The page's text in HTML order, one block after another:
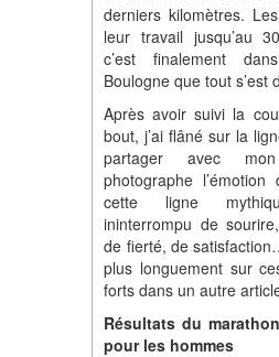
derniers kilomètres.
leur travail jusqu’au
c’est finalement
Boulogne que tout s’est
Après avoir suivi la
bout, j’ai flâné sur la
partager avec
photographe
cette ligne
ininterrompu de
de fierté, de
plus longuement sur
forts dans un autre
Résultats du
pour les hommes